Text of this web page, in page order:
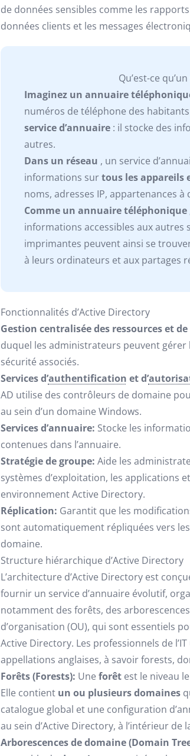
de données sensibles comme les
données clients et les messages
Qu’est-ce
Imaginez un annuaire
numéros de téléphone des
service d’annuaire: il stocke des
autres.
Dans un réseau , un service
informations surtous les appareils
noms, adresses IP, appartenances
Comme un annuaire téléphonique
informations accessibles aux autres
imprimantes peuvent ainsi se
à leurs ordinateurs et aux partages
Fonctionnalités d’Active Directory
Gestion centralisée des ressources et
duquel les administrateurs peuvent
sécurité associés.
Services d’authentification et d’
AD utilise des contrôleurs de domaine
au sein d’un domaine Windows.
Services d’annuaire: Stocke les
contenues dans l’annuaire.
Stratégie de groupe: Aide les
systèmes d’exploitation, les applications
environnement Active Directory.
Réplication: Garantit que les
sont automatiquement répliquées vers
domaine.
Structure hiérarchique d’Active Directory
L’architecture d’Active Directory est
fournir un service d’annuaire évolutif,
notamment des forêts, des
d’organisation (OU), qui sont essentiels
Active Directory. Les professionnels de
appellations anglaises, à savoir forests,
Forêts (Forests): Une forêtest le niveau
Elle contient un ou plusieurs domaines
catalogue global et une configuration
au sein d’Active Directory, à l’intérieur
Arborescences de domaine (Domain